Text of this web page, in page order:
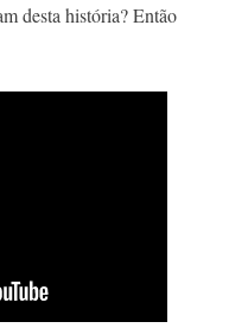
desta história? Então